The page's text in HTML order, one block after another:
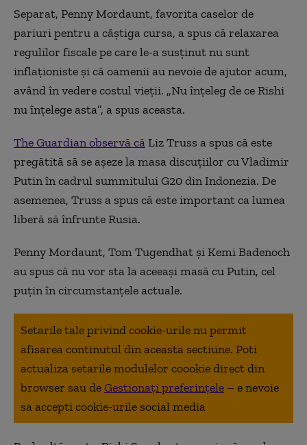
Separat, Penny Mordaunt, favorita caselor de
pariuri pentru a câștiga cursa, a spus că relaxarea
regulilor fiscale pe care le-a susținut nu sunt
inflaționiste și că oamenii au nevoie de ajutor acum,
având în vedere costul vieții. „Nu înțeleg de ce Rishi
nu înțelege asta”, a spus aceasta.
The Guardian observă căLiz Truss a spus că este
pregătită să se așeze la masa discuțiilor cu Vladimir
Putin în cadrul summitului G20 din Indonezia. De
asemenea, Truss a spus că este important ca lumea
liberă să înfrunte Rusia.
Penny Mordaunt, Tom Tugendhat și Kemi Badenoch
au spus că nu vor sta la aceeași masă cu Putin, cel
puțin în circumstanțele actuale.
Setarile tale privind cookie-urile nu permit
afisarea continutul din aceasta sectiune. Poti
actualiza setarile modulelor coookie direct din
browser sau deGestionați preferințele – e nevoie
sa accepti cookie-urile social media